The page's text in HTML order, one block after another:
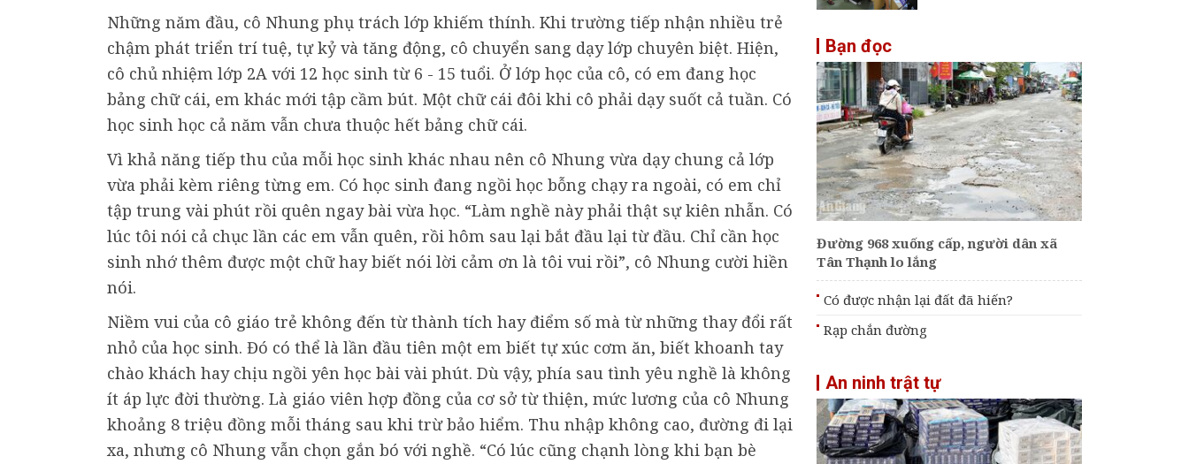
Những năm đầu, cô Nhung phụ trách lớp khiếm thính. Khi trường tiếp nhận nhiều trẻ
chậm phát triển trí tuệ, tự kỷ và tăng động, cô chuyển sang dạy lớp chuyên biệt. Hiện,
cô chủ nhiệm lớp 2A với 12 học sinh từ 6 - 15 tuổi. Ở lớp học của cô, có em đang học
bảng chữ cái, em khác mới tập cầm bút. Một chữ cái đôi khi cô phải dạy suốt cả tuần. Có
học sinh học cả năm vẫn chưa thuộc hết bảng chữ cái.
Vì khả năng tiếp thu của mỗi học sinh khác nhau nên cô Nhung vừa dạy chung cả lớp
vừa phải kèm riêng từng em. Có học sinh đang ngồi học bỗng chạy ra ngoài, có em chỉ
tập trung vài phút rồi quên ngay bài vừa học. “Làm nghề này phải thật sự kiên nhẫn. Có
lúc tôi nói cả chục lần các em vẫn quên, rồi hôm sau lại bắt đầu lại từ đầu. Chỉ cần học
sinh nhớ thêm được một chữ hay biết nói lời cảm ơn là tôi vui rồi”, cô Nhung cười hiền
nói.
Niềm vui của cô giáo trẻ không đến từ thành tích hay điểm số mà từ những thay đổi rất
nhỏ của học sinh. Đó có thể là lần đầu tiên một em biết tự xúc cơm ăn, biết khoanh tay
chào khách hay chịu ngồi yên học bài vài phút. Dù vậy, phía sau tình yêu nghề là không
ít áp lực đời thường. Là giáo viên hợp đồng của cơ sở từ thiện, mức lương của cô Nhung
khoảng 8 triệu đồng mỗi tháng sau khi trừ bảo hiểm. Thu nhập không cao, đường đi lại
xa, nhưng cô Nhung vẫn chọn gắn bó với nghề. “Có lúc cũng chạnh lòng khi bạn bè
Bạn đọc
Đường 968 xuống cấp, người dân xã
Tân Thạnh lo lắng
Có được nhận lại đất đã hiến?
Rạp chắn đường
An ninh trật tự